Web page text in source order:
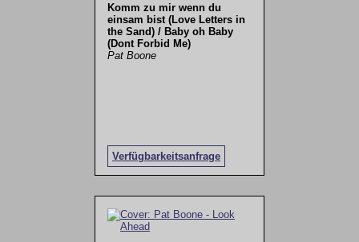
Komm zu mir wenn du
einsam bist (Love Letters in
the Sand) / Baby oh Baby
(Dont Forbid Me)
Pat Boone
Verfügbarkeitsanfrage